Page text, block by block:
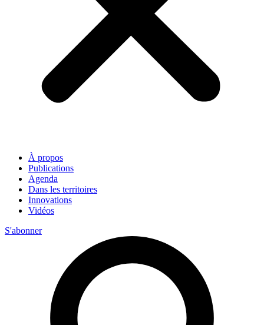
À propos
Publications
Agenda
Dans les territoires
Innovations
Vidéos
S'abonner